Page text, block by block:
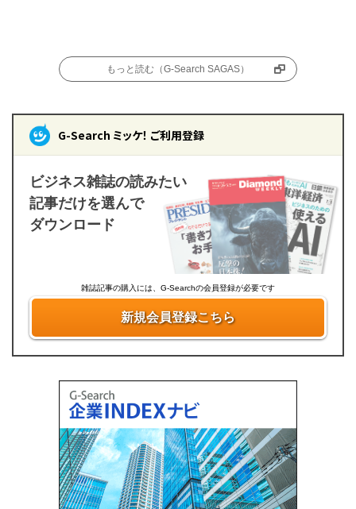
もっと読む（G-Search SAGAS）
G-Search ミッケ！ ご利用登録
ビジネス雑誌の読みたい
記事だけを選んで
ダウンロード
雑誌記事の購入には、G-Searchの会員登録が必要です
新規会員登録こちら